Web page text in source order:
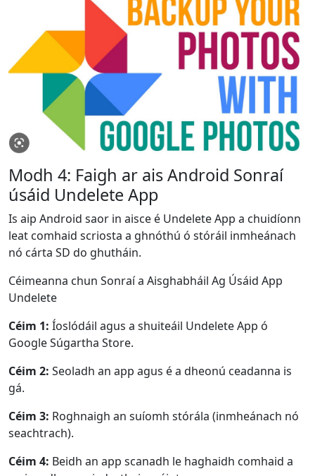
Modh 4: Faigh ar ais Android Sonraí
úsáid Undelete App
Is aip Android saor in aisce é Undelete App a chuidíonn
leat comhaid scriosta a ghnóthú ó stóráil inmheánach
nó cárta SD do ghutháin.
Céimeanna chun Sonraí a Aisghabháil Ag Úsáid App
Undelete
Céim 1: Íoslódáil agus a shuiteáil Undelete App ó
Google Súgartha Store.
Céim 2: Seoladh an app agus é a dheonú ceadanna is
gá.
Céim 3: Roghnaigh an suíomh stórála (inmheánach nó
seachtrach).
Céim 4: Beidh an app scanadh le haghaidh comhaid a